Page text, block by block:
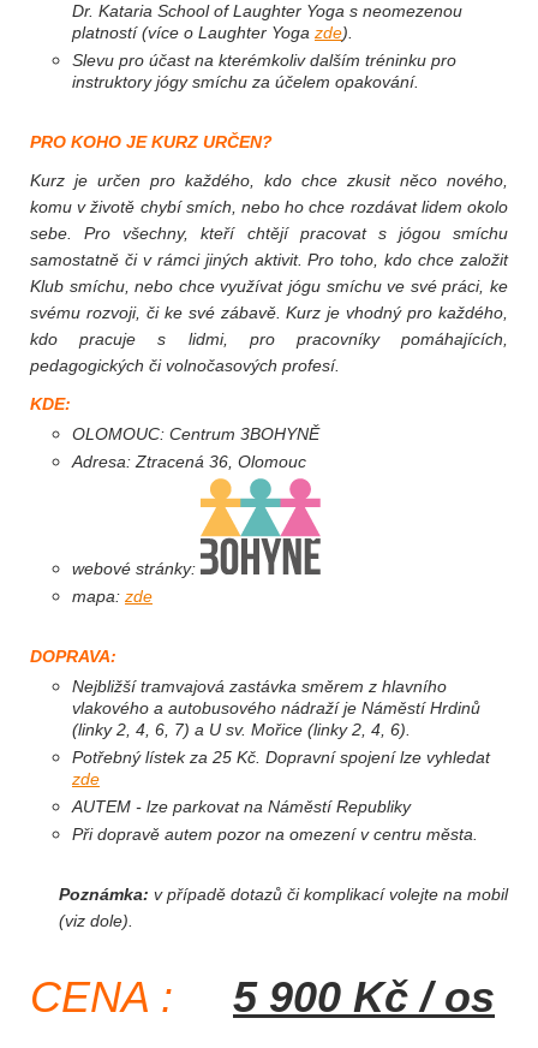
Dr. Kataria School of Laughter Yoga s neomezenou
platností (více o Laughter Yoga zde).
Slevu pro účast na kterémkoliv dalším tréninku pro
instruktory jógy smíchu za účelem opakování.
PRO KOHO JE KURZ URČEN?
Kurz je určen pro každého, kdo chce zkusit něco nového,
komu v životě chybí smích, nebo ho chce rozdávat lidem okolo
sebe. Pro všechny, kteří chtějí pracovat s jógou smíchu
samostatně či v rámci jiných aktivit. Pro toho, kdo chce založit
Klub smíchu, nebo chce využívat jógu smíchu ve své práci, ke
svému rozvoji, či ke své zábavě. Kurz je vhodný pro každého,
kdo pracuje s lidmi, pro pracovníky pomáhajících,
pedagogických či volnočasových profesí.
KDE:
OLOMOUC: Centrum 3BOHYNĚ
Adresa: Ztracená 36, Olomouc
webové stránky:
mapa: zde
DOPRAVA:
Nejbližší tramvajová zastávka směrem z hlavního
vlakového a autobusového nádraží je Náměstí Hrdinů
(linky 2, 4, 6, 7) a U sv. Mořice (linky 2, 4, 6).
Potřebný lístek za 25 Kč. Dopravní spojení lze vyhledat
zde
AUTEM - lze parkovat na Náměstí Republiky
Při dopravě autem pozor na omezení v centru města.
Poznámka: v případě dotazů či komplikací volejte na mobil
(viz dole).
CENA : 5 900 Kč / os